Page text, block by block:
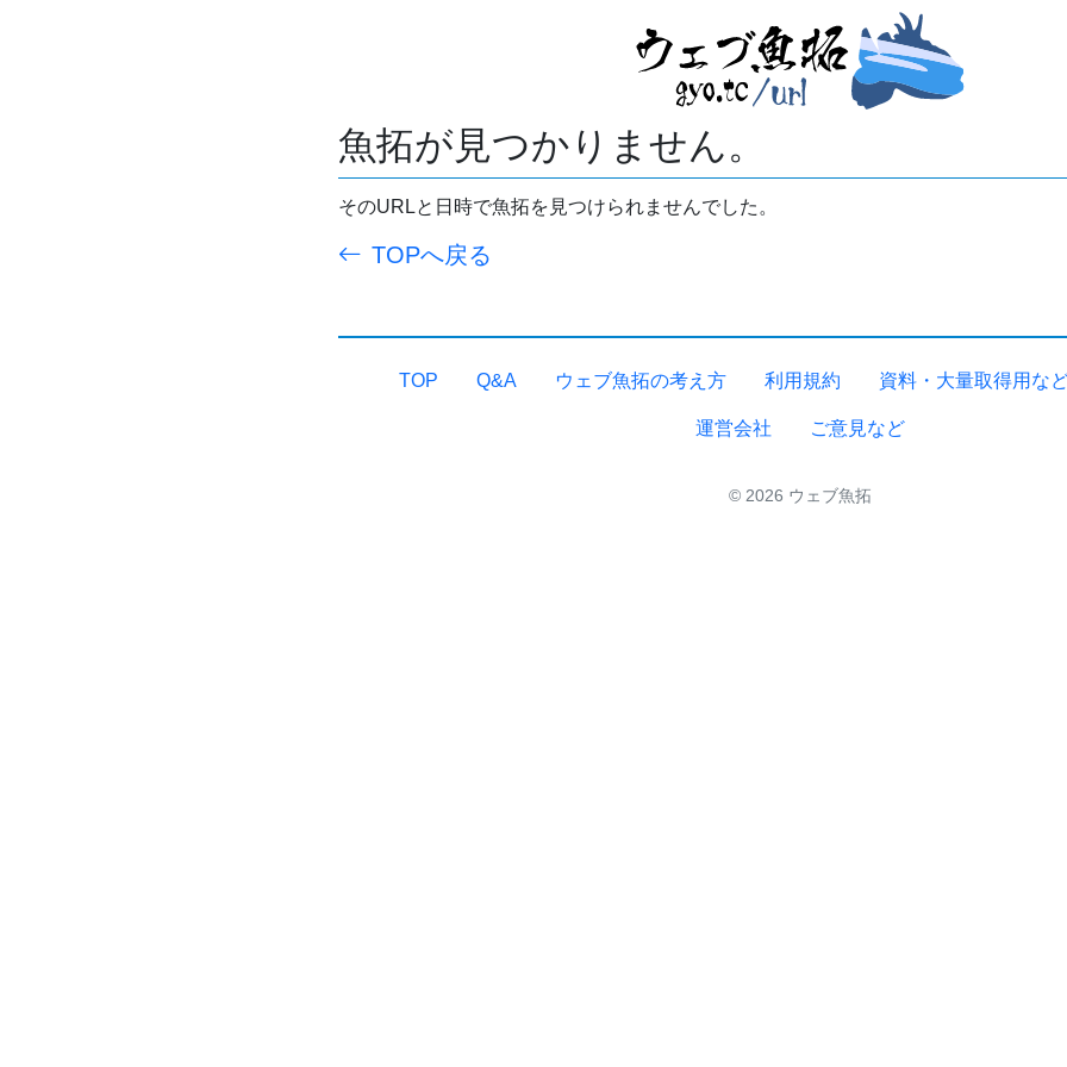
魚拓が見つかりません。
そのURLと日時で魚拓を見つけられませんでした。
TOPへ戻る
TOP Q&A ウェブ魚拓の考え方 利用規約 資料・大量取得用な
運営会社 ご意見など
© 2026 ウェブ魚拓